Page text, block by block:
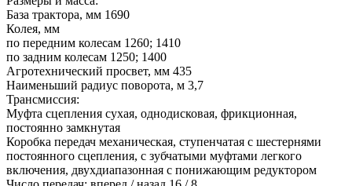
База трактора, мм 1690
Колея, мм
по передним колесам 1260; 1410
по задним колесам 1250; 1400
Агротехнический просвет, мм 435
Наименьший радиус поворота, м 3,7
Трансмиссия:
Муфта сцепления сухая, однодисковая, фрикционная,
постоянно замкнутая
Коробка передач механическая, ступенчатая с шестернями
постоянного сцепления, с зубчатыми муфтами легкого
включения, двухдиапазонная с понижающим редуктором